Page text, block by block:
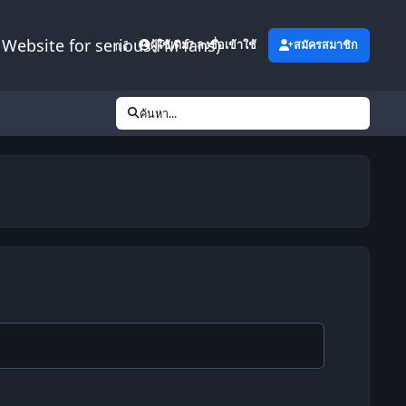
for serious FM fans)
เพิ่มเติม ผู้ใช้เดิม? ลงชื่อเข้าใช้ สมัครสมาชิก
ค้นหา...